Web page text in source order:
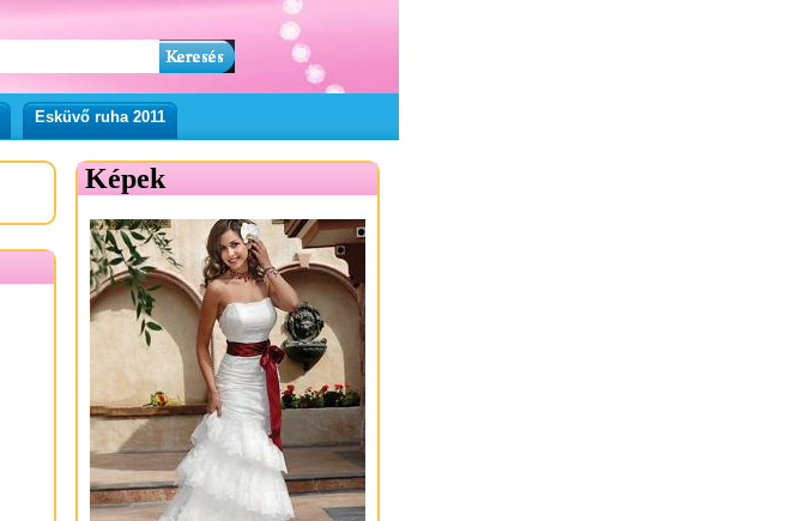
Esküvő ruha 2011
Képek